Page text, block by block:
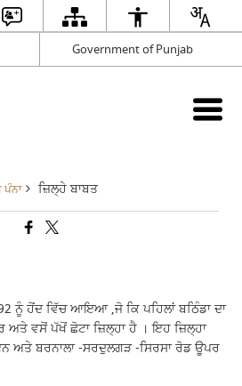
Government of Punjab
ਪੰਨਾ ਜ਼ਿਲ੍ਹੇ ਬਾਬਤ
ਨੂੰ ਹੋਂਦ ਵਿੱਚ ਆਇਆ ,ਜੋ ਕਿ ਪਹਿਲਾਂ ਬਠਿੰਡਾ ਦਾ
ਅਤੇ ਵਸੋਂ ਪੱਖੋਂ ਛੋਟਾ ਜ਼ਿਲ੍ਹਾ ਹੈ । ਇਹ ਜ਼ਿਲ੍ਹਾ
ਅਤੇ ਬਰਨਾਲਾ -ਸਰਦੁਲਗੜ -ਸਿਰਸਾ ਰੋਡ ਊਪਰ